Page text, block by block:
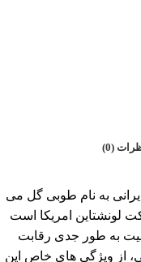
(0)
به نام طوبی گل می
لونشتاین امریکا است
به طور جدی رقابت
از ویژگی های خاص این